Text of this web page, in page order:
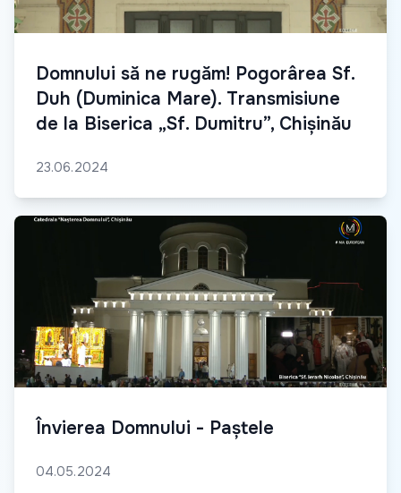
Domnului să ne rugăm! Pogorârea Sf.
Duh (Duminica Mare). Transmisiune
de la Biserica „Sf. Dumitru”, Chișinău
23.06.2024
Învierea Domnului - Paștele
04.05.2024